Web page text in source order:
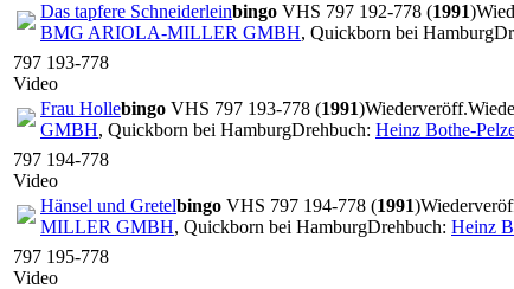
Das tapfere Schneiderleinbingo VHS 797 192-778 (1991)
BMG ARIOLA-MILLER GMBH, Quickborn bei Hamburg
797 193-778
Video
Frau Hollebingo VHS 797 193-778 (1991)Wiederveröff.
GMBH, Quickborn bei HamburgDrehbuch: Heinz Bothe-
797 194-778
Video
Hänsel und Gretelbingo VHS 797 194-778 (1991)
MILLER GMBH, Quickborn bei HamburgDrehbuch: Heinz
797 195-778
Video